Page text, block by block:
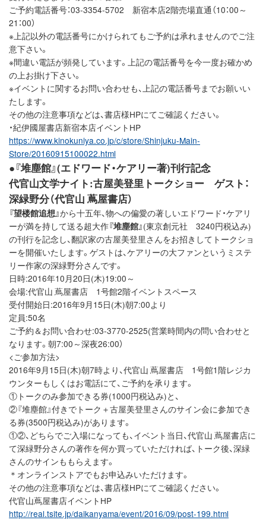
ご予約電話番号：03-3354-5702 新宿本店2階売場直通（10：00～
21：00）
※上記以外の電話番号にかけられてもご予約は承れませんのでご注
意下さい。
※間違い電話が頻発しています。上記の電話番号を今一度お確かめ
の上お掛け下さい。
※イベントに関するお問い合わせも、上記の電話番号までお願いい
たします。
その他の注意事項などは、書店様HPにてご確認ください。
・紀伊國屋書店新宿本店イベントHP
https://www.kinokuniya.co.jp/c/store/Shinjuku-Main-
Store/20160915100022.html
●『堆塵館』(エドワード・ケアリー著)刊行記念
代官山文学ナイト:古屋美登里トークショー ゲスト：
深緑野分（代官山 蔦屋書店）
『望楼館追想』から十五年、物への偏愛の著しいエドワード・ケアリ
ーが満を持して送る超大作『堆塵館』(東京創元社 3240円税込み)
の刊行を記念し、翻訳家の古屋美登里さんをお招きしてトークショ
ーを開催いたします。ゲストは、ケアリーの大ファンというミステ
リー作家の深緑野分さんです。
日時:2016年10月20日(木)19:00～
会場:代官山 蔦屋書店 1号館2階イベントスペース
受付開始日:2016年9月15日(木)朝7:00より
定員:50名
ご予約＆お問い合わせ:03-3770-2525(営業時間内の問い合わせと
なります。朝7:00～深夜26:00）
<ご参加方法>
2016年9月15日(木)朝7時より、代官山 蔦屋書店 1号館1階レジカ
ウンターもしくはお電話にて、ご予約を承ります。
①トークのみ参加できる券(1000円税込み)と、
②『堆塵館』付きでトーク＋古屋美登里さんのサイン会に参加でき
る券(3500円税込み)があります。
①②、どちらでご入場になっても、イベント当日、代官山 蔦屋書店に
て深緑野分さんの著作を何か買っていただければ、トーク後、深緑
さんのサインももらえます。
＊オンラインストアでもお申込みいただけます。
その他の注意事項などは、書店様HPにてご確認ください。
代官山蔦屋書店イベントHP
http://real.tsite.jp/daikanyama/event/2016/09/post-199.html